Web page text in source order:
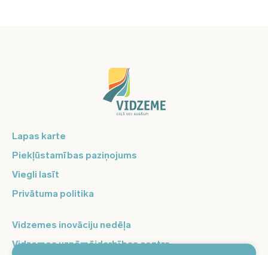
Lapas karte
Piekļūstamības paziņojums
Viegli lasīt
Privātuma politika
Vidzemes inovāciju nedēļa
Vidzemes uzņēmējdarbības centrs